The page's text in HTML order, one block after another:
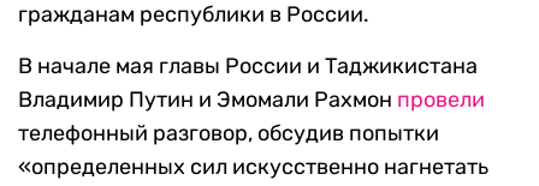
гражданам республики в России.
В начале мая главы России и Таджикистана
Владимир Путин и Эмомали Рахмон провели
телефонный разговор, обсудив попытки
«определенных сил искусственно нагнетать